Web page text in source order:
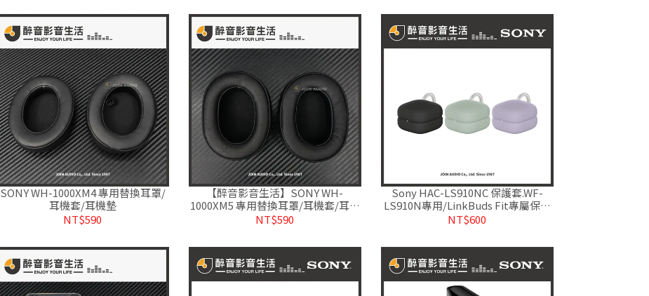
SONY WH-1000XM4 專用替換耳罩/
耳機套/耳機墊
NT$590
【醉音影音生活】SONY WH-
1000XM5 專用替換耳罩/耳機套/耳機
墊
NT$590
Sony HAC-LS910NC 保護套.WF-
LS910N專用/LinkBuds Fit專屬保護
套.台灣公司貨
NT$600